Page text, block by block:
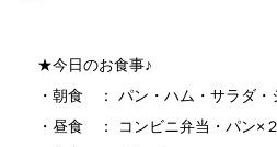
★今日のお食事♪
・朝食 ： パン・ハム・サラダ・
・昼食 ： コンビニ弁当・パン×２